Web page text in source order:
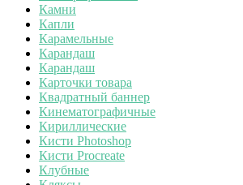
Камни
Капли
Карамельные
Карандаш
Карандаш
Карточки товара
Квадратный баннер
Кинематографичные
Кириллические
Кисти Photoshop
Кисти Procreate
Клубные